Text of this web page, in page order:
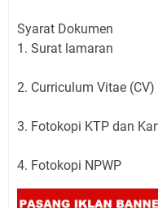
Syarat Dokumen
1. Surat lamaran
2. Curriculum Vitae (CV)
3. Fotokopi KTP dan
4. Fotokopi NPWP